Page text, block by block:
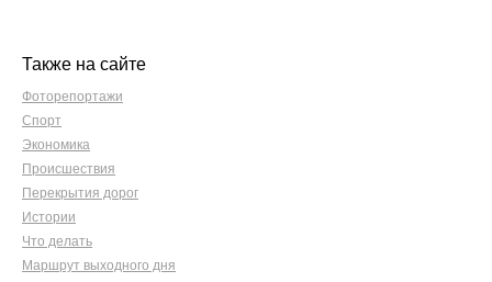
Также на сайте
Фоторепортажи
Спорт
Экономика
Происшествия
Перекрытия дорог
Истории
Что делать
Маршрут выходного дня